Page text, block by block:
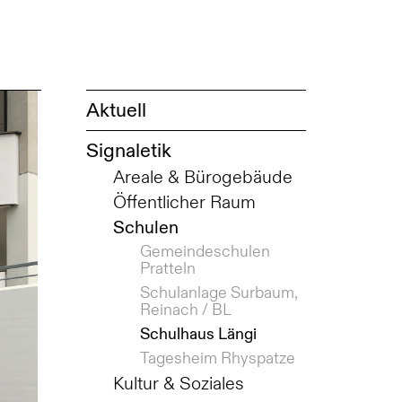
Aktuell
Signaletik
Areale & Bürogebäude
Öffentlicher Raum
Schulen
Gemeindeschulen
Pratteln
Schulanlage Surbaum,
Reinach / BL
Schulhaus Längi
Tagesheim Rhyspatze
Kultur & Soziales